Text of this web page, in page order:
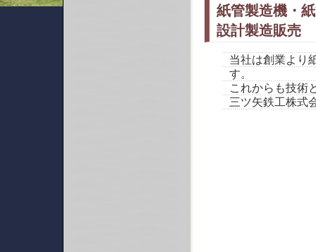
紙管製造機・
設計製造販売
当社は創業より
す。
これからも技術
三ツ矢鉄工株